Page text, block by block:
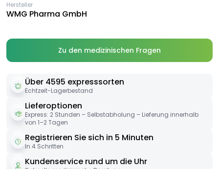
Hersteller
WMG Pharma GmbH
Zu den medizinischen Fragen
Über 4595 expresssorten
Echtzeit-Lagerbestand
Lieferoptionen
Express: 2 Stunden – Selbstabholung – Lieferung innerhalb
von 1–2 Tagen
Registrieren Sie sich in 5 Minuten
In 4 Schritten
Kundenservice rund um die Uhr